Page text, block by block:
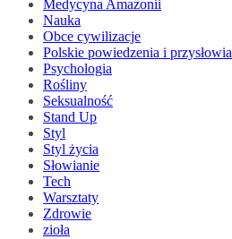
Medycyna Amazonii
Nauka
Obce cywilizacje
Polskie powiedzenia i przysłowia
Psychologia
Rośliny
Seksualność
Stand Up
Styl
Styl życia
Słowianie
Tech
Warsztaty
Zdrowie
zioła